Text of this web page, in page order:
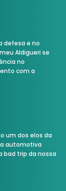
defesa e no
Aldigueri se
no
com a
um dos elos da
automotiva
bad trip da nossa